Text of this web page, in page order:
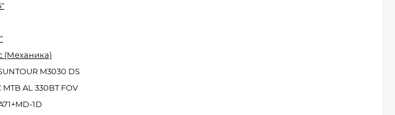
(Механика)
M3030 DS
MTB AL 330BT FOV
1D